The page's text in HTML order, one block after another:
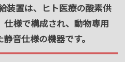
装置は、ヒト医療の酸素供
仕様で構成され、動物専用
音仕様の機器です。